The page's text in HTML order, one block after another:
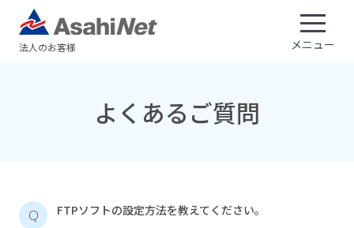
法人のお客様 メニュー
よくあるご質問
Q FTPソフトの設定方法を教えてください。